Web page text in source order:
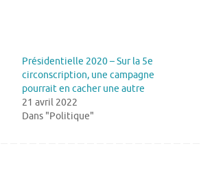
Présidentielle 2020 – Sur la 5e
circonscription, une campagne
pourrait en cacher une autre
21 avril 2022
Dans "Politique"